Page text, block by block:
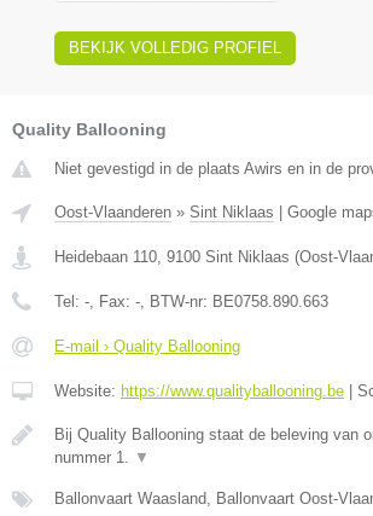
BEKIJK VOLLEDIG PROFIEL
Quality Ballooning
Niet gevestigd in de plaats Awirs en in de
Oost-Vlaanderen » Sint Niklaas Google
Heidebaan 110 9100 Sint Niklaas (Oost-
Tel: - , Fax: - , BTW-nr: BE0758.890.663
E-mail › Quality Ballooning
Website: https://www.qualityballooning.be
Bij Quality Ballooning staat de beleving van
nummer 1.
▼
Ballonvaart Waasland, Ballonvaart Oost-